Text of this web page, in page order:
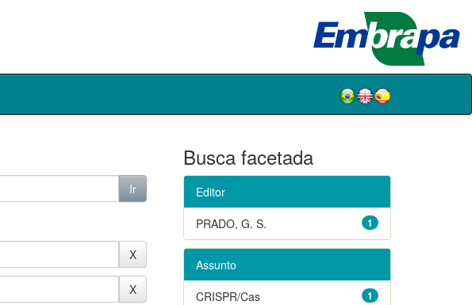
Busca facetada
Editor
1
PRADO, G. S.
Assunto
1
CRISPR/Cas